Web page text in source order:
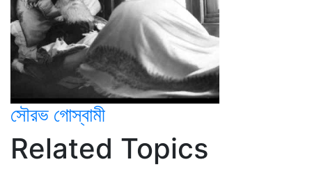
সৌরভ গোস্বামী
Related Topics